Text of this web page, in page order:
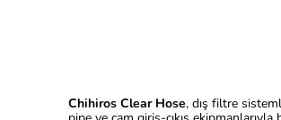
Chihiros Clear Hose, dış filtre